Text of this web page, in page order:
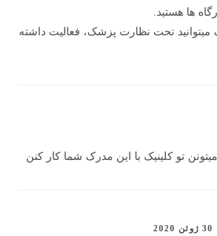
ها هستید.
تحت نظارت پزشک، فعالیت داشته
میتونن تو کلینیک با این مدرک شما کار کنن
30 ژوئن 2020